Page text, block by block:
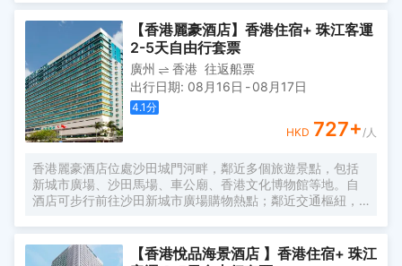
體育園（紅磡站出只需3站）和其他旅遊熱點均十分便利。
另外，酒店與高速鐵路香港西九龍站只是數分鐘車程之距，
往來內地各大城市實屬方便。 酒店客房設計以瑰麗高雅為
主，並提供現代化設備讓賓客盡享舒適奢華，落地取景器盡
覽城市或維港美景。 入住行政樓層客房及套房之客人可享聚
賢薈禮遇，全天候使用聚賢薈行政酒廊的設備及服務：Café
East自助早餐; 不絕供應的輕怡美點包括早上的烘焙包點、中
午的簡約三文治、精緻茶點及傍晚佐酒小吃、以及全日供應
咖啡、茗茶、果汁及汽水; 傍晚雞尾酒時段無限暢飲手工雞尾
免費享用迷你酒吧內的非酒精飲品。 頂樓的24小時健身中心
及露天泳池是賓客一展身心的好去處，讓您盡享城市中的悠
閒寧靜。
【香港麗豪酒店】香港住宿+ 珠江客運
2-5天自由行套票
廣州 香港 往返船票
出行日期: 08月16日 -08月17日
4.1分
HKD 727+/人
香港麗豪酒店位處沙田城門河畔，鄰近多個旅遊景點，包括
新城市廣場、沙田馬場、車公廟、香港文化博物館等地。自
酒店可步行前往沙田新城市廣場購物熱點；鄰近交通樞紐，
麗豪酒店擁有1,147間客房及套房，環境清幽；並提供體貼窩
心的住宿服務，讓觀光及商務旅客如置身家中，倍感舒適。
【香港悅品海景酒店 】香港住宿+ 珠江